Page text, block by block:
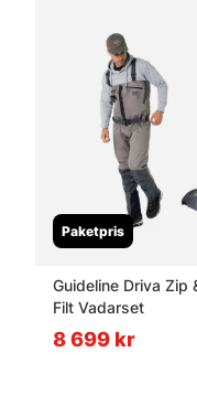
Paketpris
Guideline Driva Zip
Filt Vadarset
8 699 kr